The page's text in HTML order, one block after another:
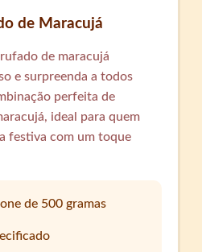
de Maracujá
de maracujá
e surpreenda a todos
perfeita de
ideal para quem
festiva com um toque
de 500 gramas